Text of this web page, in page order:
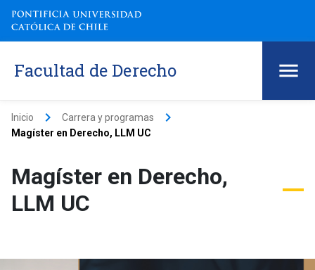
Facultad de Derecho
Inicio keyboard_arrow_right Carrera y programas keyboard_arrow_right
Magíster en Derecho, LLM UC
Magíster en Derecho,
LLM UC